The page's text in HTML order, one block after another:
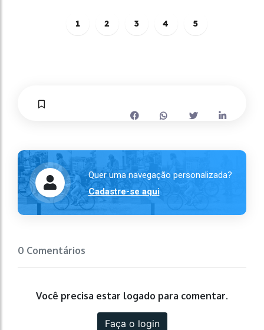
1 2 3 4 5
Quer uma navegação personalizada?
Cadastre-se aqui
0 Comentários
Você precisa estar logado para comentar.
Faça o login